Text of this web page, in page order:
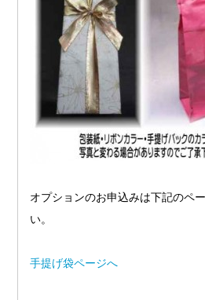
オプションのお申込みは下記のペ
い。
手提げ袋ページへ